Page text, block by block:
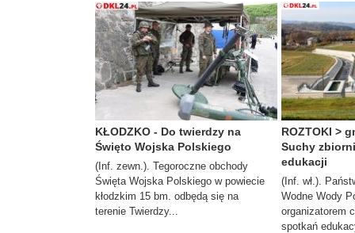
KŁODZKO - Do twierdzy na
Święto Wojska Polskiego
(Inf. zewn.). Tegoroczne obchody
Święta Wojska Polskiego w powiecie
kłodzkim 15 bm. odbędą się na
terenie Twierdzy...
ROZTOKI >
Suchy
edukacji
(Inf. wł.).
Wodne Wody
organizatorem
spotkań